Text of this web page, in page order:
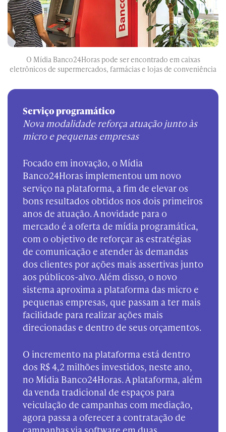
O Mídia Banco24Horas pode ser encontrado em caixas
eletrônicos de supermercados, farmácias e lojas de conveniência
Serviço programático
Nova modalidade reforça atuação junto às
micro e pequenas empresas
Focado em inovação, o Mídia
Banco24Horas implementou um novo
serviço na plataforma, a fim de elevar os
bons resultados obtidos nos dois primeiros
anos de atuação. A novidade para o
mercado é a oferta de mídia programática,
com o objetivo de reforçar as estratégias
de comunicação e atender às demandas
dos clientes por ações mais assertivas junto
aos públicos-alvo. Além disso, o novo
sistema aproxima a plataforma das micro e
pequenas empresas, que passam a ter mais
facilidade para realizar ações mais
direcionadas e dentro de seus orçamentos.
O incremento na plataforma está dentro
dos R$ 4,2 milhões investidos, neste ano,
no Mídia Banco24Horas. A plataforma, além
da venda tradicional de espaços para
veiculação de campanhas com mediação,
agora passa a oferecer a contratação de